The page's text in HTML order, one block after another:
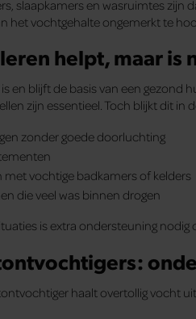
slaapkamers en wasruimtes zijn
het vochtgehalte ongemerkt te
helpt, maar is
en blijft de basis van een gezond
zijn essentieel. Toch blijkt dit in
zonder goede doorluchting
met vochtige badkamers of kelders
die veel was binnen drogen
is extra ondersteuning
haalt overtollig vocht